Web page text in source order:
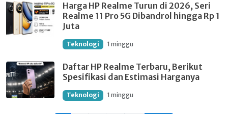
Harga HP Realme Turun di 2026, Seri
Realme 11 Pro 5G Dibandrol hingga Rp 1
Juta
Teknologi 1 minggu
Daftar HP Realme Terbaru, Berikut
Spesifikasi dan Estimasi Harganya
Teknologi 1 minggu